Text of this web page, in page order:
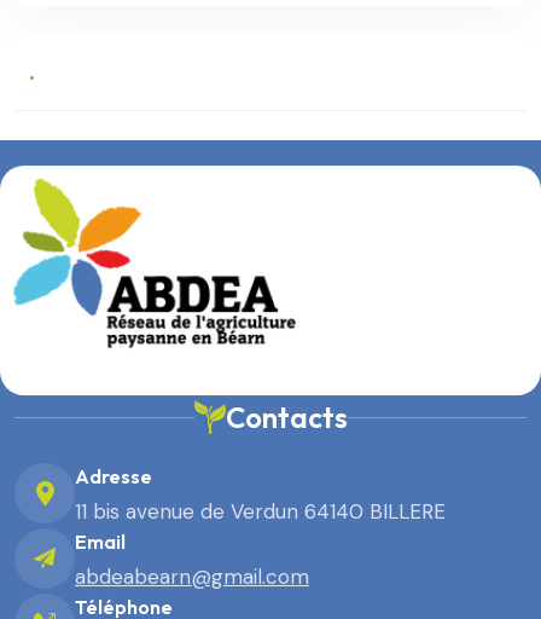
.
Contacts
Adresse
11 bis avenue de Verdun 64140 BILLERE
Email
abdeabearn@gmail.com
Téléphone